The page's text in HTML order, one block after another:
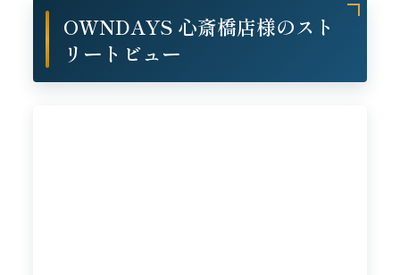
OWNDAYS 心斎橋店様のスト
リートビュー